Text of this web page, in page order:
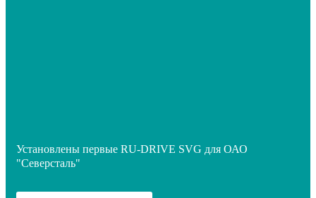
Установлены первые RU-DRIVE SVG для ОАО
"Северсталь"